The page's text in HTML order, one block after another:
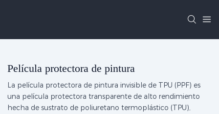
Película protectora de pintura
La película protectora de pintura invisible de TPU (PPF) es
una película protectora transparente de alto rendimiento
hecha de sustrato de poliuretano termoplástico (TPU),